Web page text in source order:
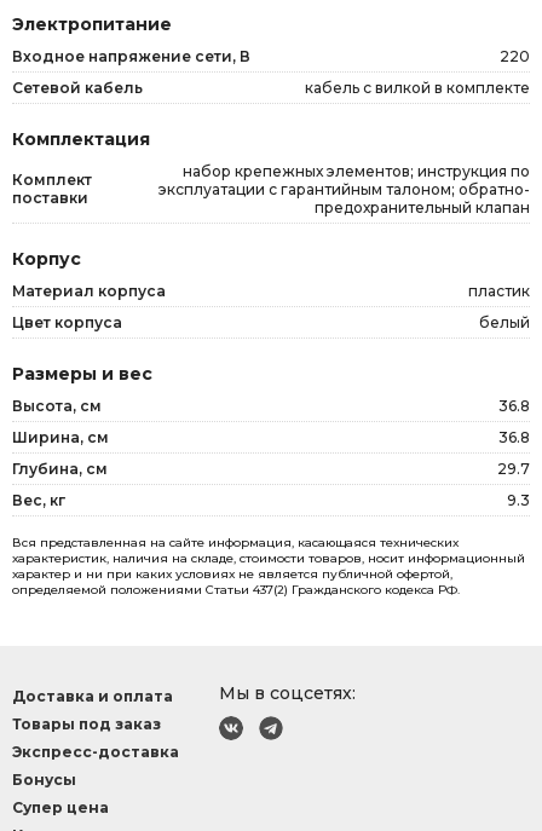
Электропитание
Входное напряжение сети, В
220
Сетевой кабель
кабель с вилкой в комплекте
Комплектация
Комплект
поставки
набор крепежных элементов; инструкция по
эксплуатации с гарантийным талоном; обратно-
предохранительный клапан
Корпус
Материал корпуса
пластик
Цвет корпуса
белый
Размеры и вес
Высота, см
36.8
Ширина, см
36.8
Глубина, см
29.7
Вес, кг
9.3
Вся представленная на сайте информация, касающаяся технических
характеристик, наличия на складе, стоимости товаров, носит информационный
характер и ни при каких условиях не является публичной офертой,
определяемой положениями Статьи 437(2) Гражданского кодекса РФ.
Мы в соцсетях:
Доставка и оплата
Товары под заказ
Экспресс-доставка
Бонусы
Супер цена